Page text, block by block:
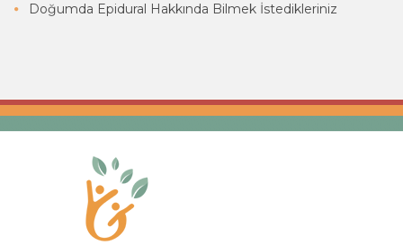
Doğumda Epidural Hakkında Bilmek İstedikleriniz